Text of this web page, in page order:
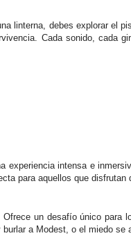
linterna, debes explorar el
Cada sonido, cada
intensa e
para aquellos que disfrutan
un desafío único para
a Modest, o el miedo se